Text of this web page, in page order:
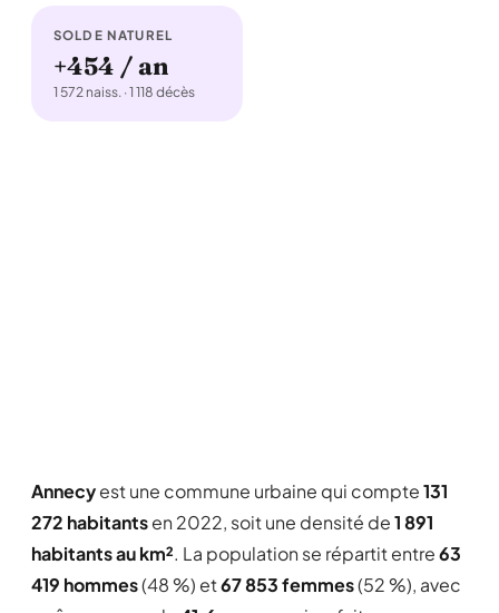
SOLDE NATUREL
+454 / an
1 572 naiss. · 1 118 décès
Annecyest une commune urbaine qui compte131
272 habitantsen 2022, soit une densité de1 891
habitants au km². La population se répartit entre63
419 hommes(48 %) et67 853 femmes(52 %), avec